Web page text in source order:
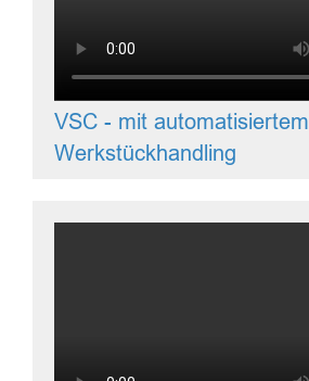
VSC - mit automatisiertem
Werkstückhandling